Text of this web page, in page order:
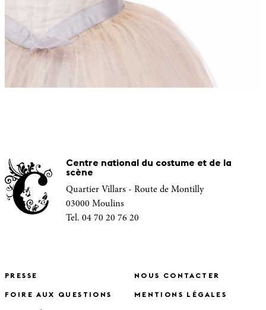
Centre national du costume et de la
scène
Quartier Villars - Route de Montilly
03000 Moulins
Tel. 04 70 20 76 20
PRESSE
FOIRE AUX QUESTIONS
NOUS CONTACTER
MENTIONS LÉGALES